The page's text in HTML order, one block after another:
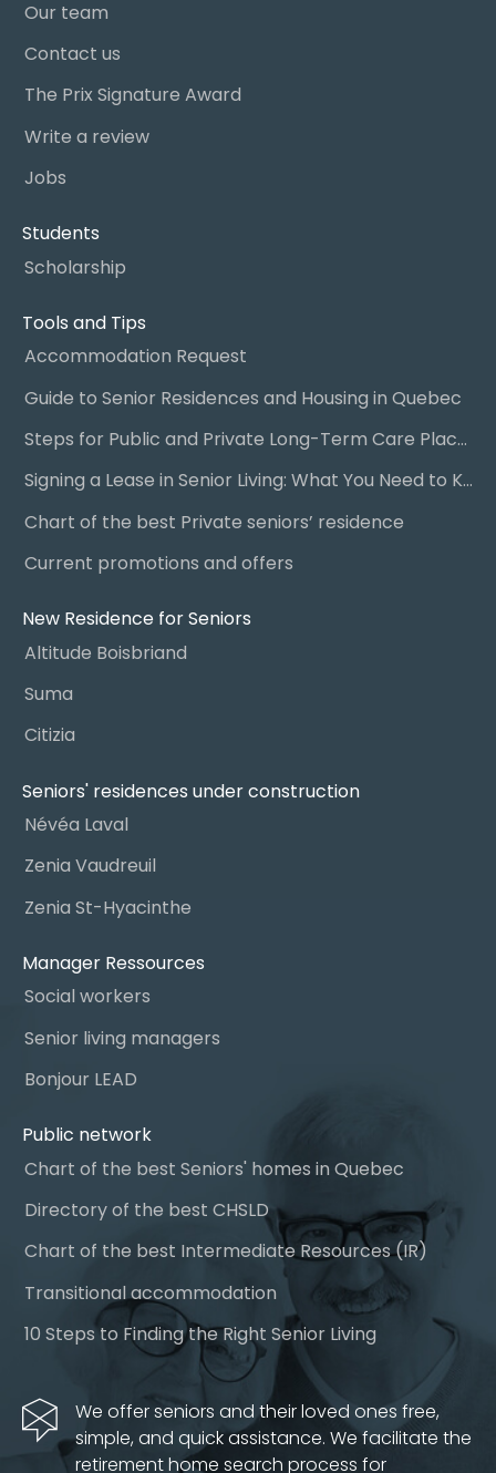
Our team
Contact us
The Prix Signature Award
Write a review
Jobs
Students
Scholarship
Tools and Tips
Accommodation Request
Guide to Senior Residences and Housing in Quebec
Steps for Public and Private Long-Term Care Placement
Signing a Lease in Senior Living: What You Need to Know
Chart of the best Private seniors’ residence
Current promotions and offers
New Residence for Seniors
Altitude Boisbriand
Suma
Citizia
Seniors' residences under construction
Névéa Laval
Zenia Vaudreuil
Zenia St-Hyacinthe
Manager Ressources
Social workers
Senior living managers
Bonjour LEAD
Public network
Chart of the best Seniors' homes in Quebec
Directory of the best CHSLD
Chart of the best Intermediate Resources (IR)
Transitional accommodation
10 Steps to Finding the Right Senior Living
We offer seniors and their loved ones free,
simple, and quick assistance. We facilitate the
retirement home search process for